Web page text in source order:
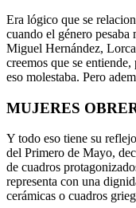
Era lógico que se
cuando el género
Miguel Hernández,
creemos que se
eso molestaba. Pero
MUJERES
Y todo eso tiene su
del Primero de Mayo,
de cuadros
representa con una
cerámicas o cuadros